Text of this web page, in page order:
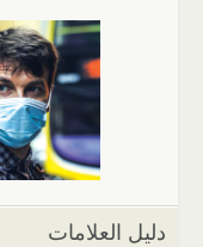
دليل العلامات